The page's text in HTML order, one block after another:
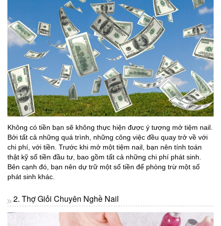
Không có tiền bạn sẽ không thực hiện được ý tượng mở tiệm nail.
Bởi tất cả những quá trình, những công việc đều quay trở về với
chi phí, với tiền. Trước khi mở một tiệm nail, bạn nên tính toán
thật kỹ số tiền đầu tư, bao gồm tất cả những chi phí phát sinh.
Bên cạnh đó, bạn nên dự trữ một số tiền để phòng trừ một số
phát sinh khác.
2. Thợ Giỏi Chuyên Nghề Nail